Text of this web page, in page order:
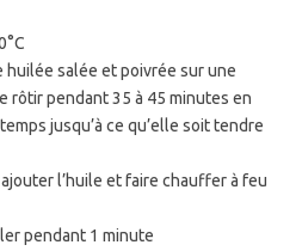
huilée salée et poivrée sur une
rôtir pendant 35 à 45 minutes en
jusqu’à ce qu’elle soit tendre
l’huile et faire chauffer à feu
pendant 1 minute